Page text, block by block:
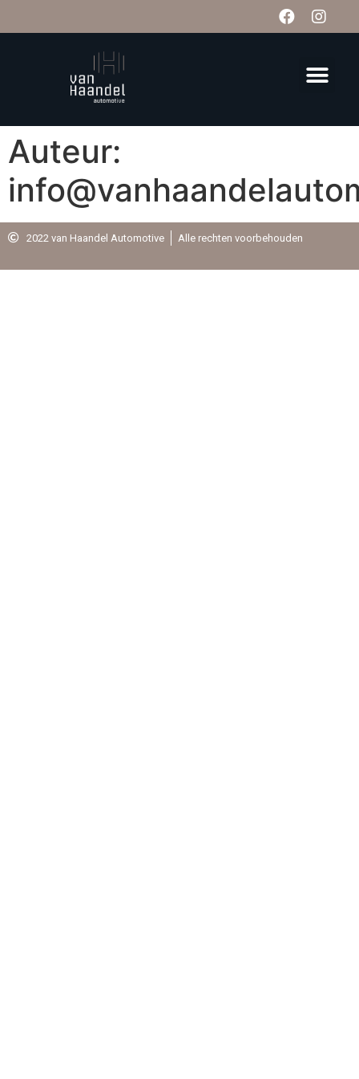
Auteur:
2022 van Haandel Automotive Alle rechten voorbehouden